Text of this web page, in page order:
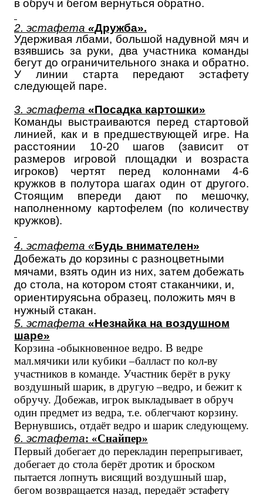
в обруч и бегом вернуться обратно.
2. эстафета «Дружба».
Удерживая лбами, большой надувной мяч и
взявшись за руки, два участника команды
бегут до ограничительного знака и обратно.
У линии старта передают эстафету
следующей паре.
3. эстафета «Посадка картошки»
Команды выстраиваются перед стартовой
линией, как и в предшествующей игре. На
расстоянии 10-20 шагов (зависит от
размеров игровой площадки и возраста
игроков) чертят перед колоннами 4-6
кружков в полутора шагах один от другого.
Стоящим впереди дают по мешочку,
наполненному картофелем (по количеству
кружков).
4. эстафета «Будь внимателен»
Добежать до корзины с разноцветными
мячами, взять один из них, затем добежать
до стола, на котором стоят стаканчики, и,
ориентируясьна образец, положить мяч в
нужный стакан.
5. эстафета «Незнайка на воздушном
шаре»
Корзина -обыкновенное ведро. В ведре
мал.мячики или кубики –балласт по кол-ву
участников в команде. Участник берёт в руку
воздушный шарик, в другую –ведро, и бежит к
обручу. Добежав, игрок выкладывает в обруч
один предмет из ведра, т.е. облегчают корзину.
Вернувшись, отдаёт ведро и шарик следующему.
6. эстафета: «Снайпер»
Первый добегает до перекладин перепрыгивает,
добегает до стола берёт дротик и броском
пытается лопнуть висящий воздушный шар,
бегом возвращается назад, передаёт эстафету